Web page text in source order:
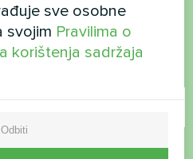
ćemo vam pomoći
sve osobne
svojim Pravilima o
korištenja sadržaja
Odbiti